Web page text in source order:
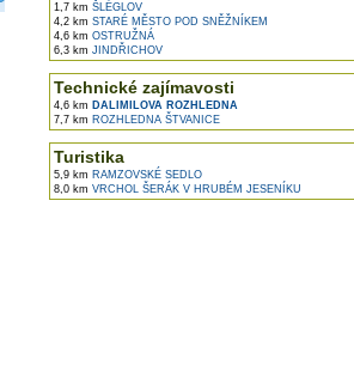
1,7 km ŠLÉGLOV
4,2 km STARÉ MĚSTO POD SNĚŽNÍKEM
4,6 km OSTRUŽNÁ
6,3 km JINDŘICHOV
Technické zajímavosti
4,6 km DALIMILOVA ROZHLEDNA
7,7 km ROZHLEDNA ŠTVANICE
Turistika
5,9 km RAMZOVSKÉ SEDLO
8,0 km VRCHOL ŠERÁK V HRUBÉM JESENÍKU